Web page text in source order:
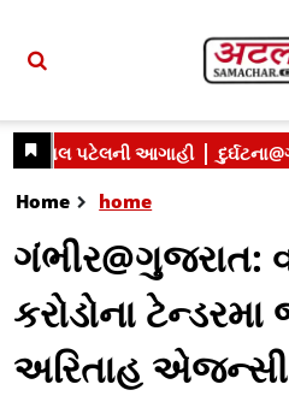
Home home
ગંભીર@ગુજરાત:
કરોડોના
અરિતાહ